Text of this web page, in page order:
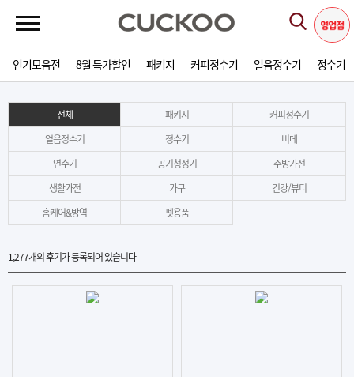
인기모음전 8월 특가할인 패키지 커피정수기 얼음정수기 정수기
전체 패키지
커피정수기
얼음정수기
정수기
비데
연수기
공기청정기
주방가전
생활가전
가구
건강/뷰티
홈케어&방역
펫용품
1,277개의 후기가 등록되어 있습니다